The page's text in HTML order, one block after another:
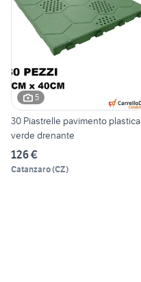
5
30 Piastrelle pavimento plastica
verde drenante
126 €
Catanzaro(CZ)